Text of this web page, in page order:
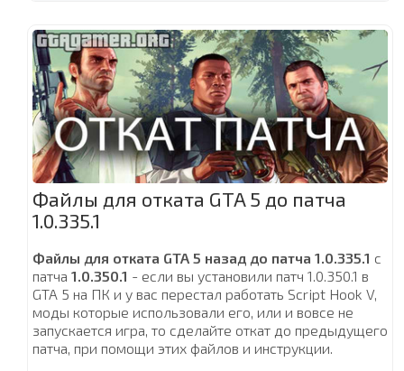
Файлы для отката GTA 5 до патча
1.0.335.1
Файлы для отката GTA 5 назад до патча 1.0.335.1 с
патча 1.0.350.1 - если вы установили патч 1.0.350.1 в
GTA 5 на ПК и у вас перестал работать Script Hook V,
моды которые использовали его, или и вовсе не
запускается игра, то сделайте откат до предыдущего
патча, при помощи этих файлов и инструкции.